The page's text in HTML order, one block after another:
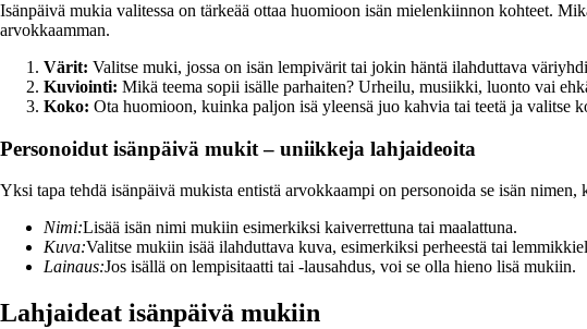
Isänpäivä mukia valitessa on tärkeää ottaa huomioon isän mielenkiinnon kohteet.
arvokkaamman.
Värit: Valitse muki, jossa on isän lempivärit tai jokin häntä ilahduttava
Kuviointi: Mikä teema sopii isälle parhaiten? Urheilu, musiikki, luonto vai
Koko: Ota huomioon, kuinka paljon isä yleensä juo kahvia tai teetä ja valitse
Personoidut isänpäivä mukit – uniikkeja lahjaideoita
Yksi tapa tehdä isänpäivä mukista entistä arvokkaampi on personoida se isän
Nimi:Lisää isän nimi mukiin esimerkiksi kaiverrettuna tai maalattuna.
Kuva:Valitse mukiin isää ilahduttava kuva, esimerkiksi perheestä tai
Lainaus:Jos isällä on lempisitaatti tai -lausahdus, voi se olla hieno lisä mukiin.
Lahjaideat isänpäivä mukiin